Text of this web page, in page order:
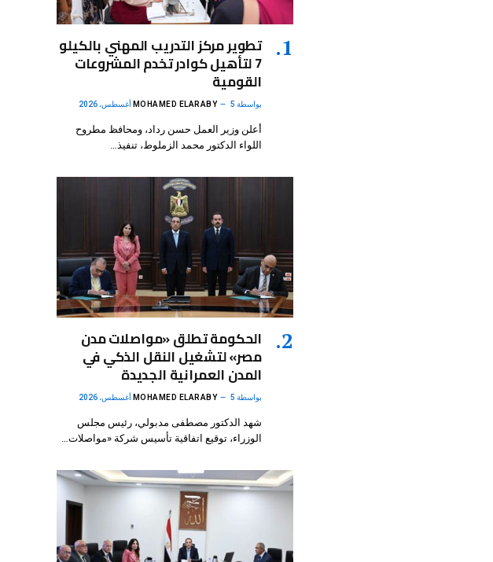
تطوير مركز التدريب المهني بالكيلو
7 لتأهيل كوادر تخدم المشروعات
القومية
بواسطة MOHAMED ELARABY 5 أغسطس، 2026
أعلن وزير العمل حسن رداد، ومحافظ مطروح
اللواء الدكتور محمد الزملوط، تنفيذ…
الحكومة تطلق «مواصلات مدن
مصر» لتشغيل النقل الذكي في
المدن العمرانية الجديدة
بواسطة MOHAMED ELARABY 5 أغسطس، 2026
شهد الدكتور مصطفى مدبولي، رئيس مجلس
الوزراء، توقيع اتفاقية تأسيس شركة «مواصلات…